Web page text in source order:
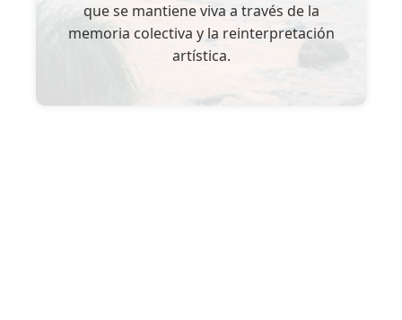
que se mantiene viva a través de la
memoria colectiva y la reinterpretación
artística.